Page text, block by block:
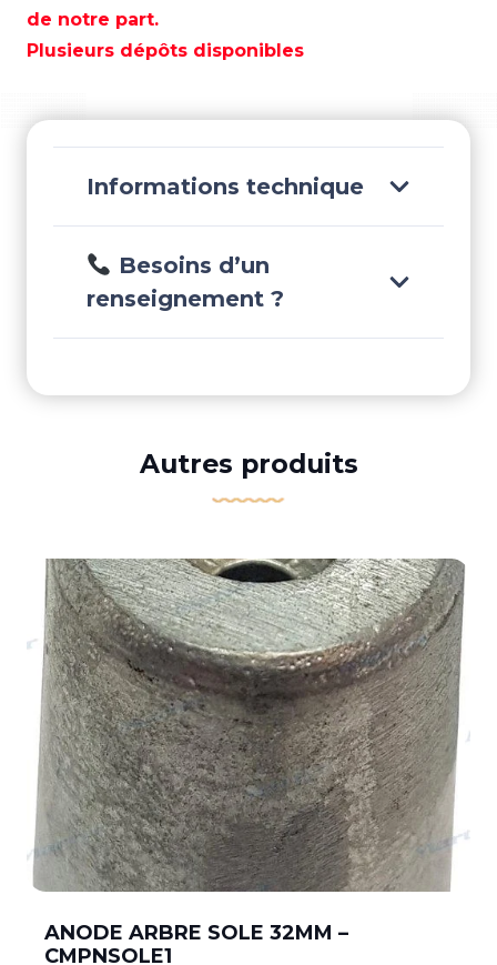
37
MM.
de notre part.
Plusieurs dépôts disponibles
Informations technique
Besoins d’un
renseignement ?
Autres produits
ANODE ARBRE SOLE 32MM –
CMPNSOLE1